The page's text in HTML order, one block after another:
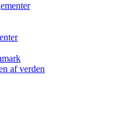
af verden